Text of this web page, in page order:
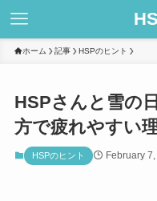
ホーム 記事 HSPのヒント
HSPさんと雪の
方で疲れやすい
HSPのヒント February